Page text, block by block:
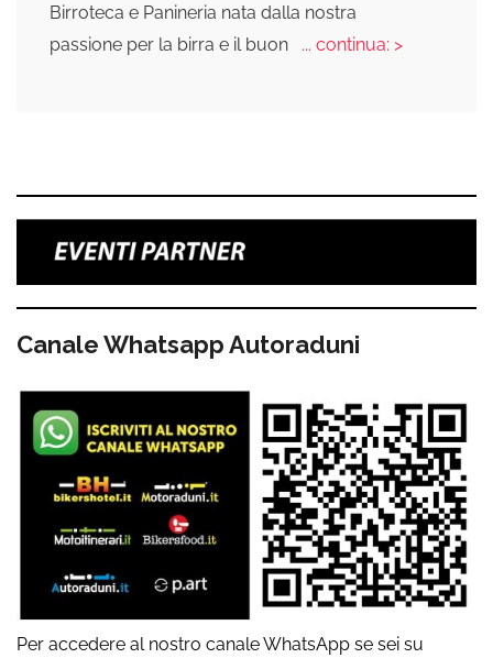
Birroteca e Panineria nata dalla nostra
passione per la birra e il buon
... continua: >
Canale Whatsapp Autoraduni
Per accedere al nostro canale WhatsApp se sei su